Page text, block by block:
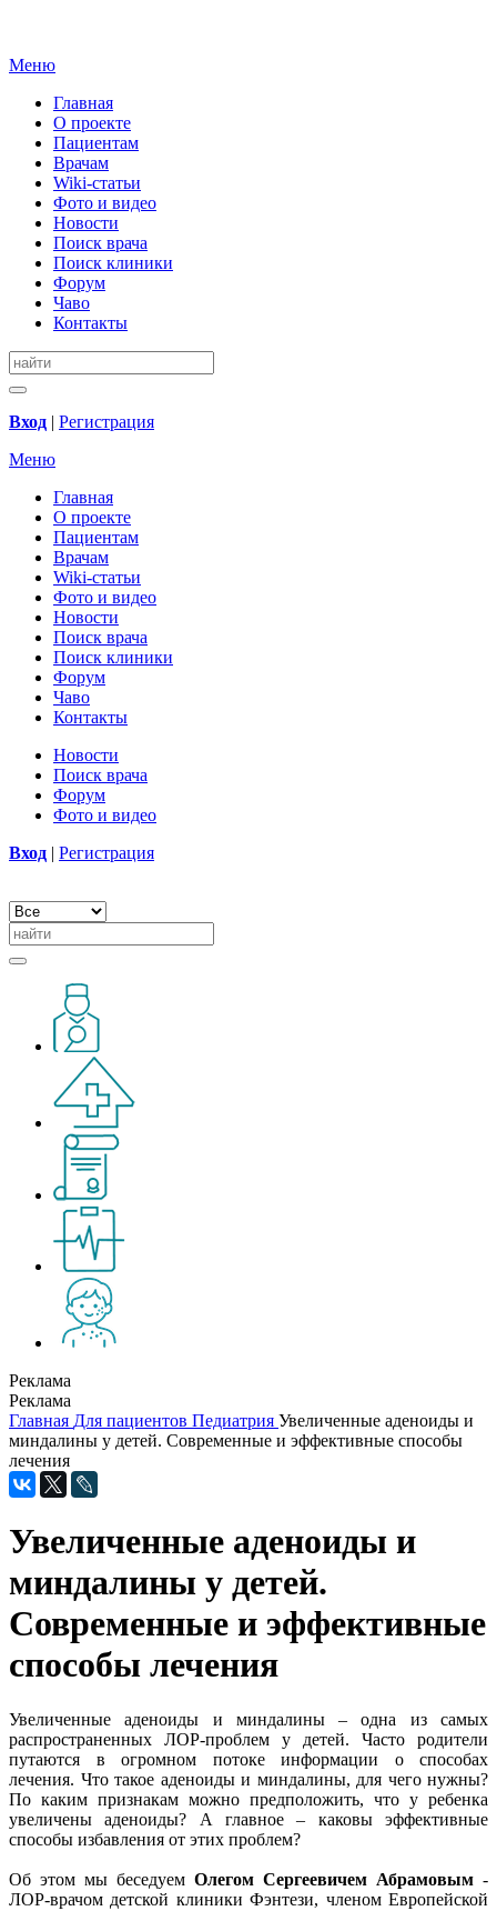
Меню
Главная
О проекте
Пациентам
Врачам
Wiki-статьи
Фото и видео
Новости
Поиск врача
Поиск клиники
Форум
Чаво
Контакты
Вход | Регистрация
Меню
Главная
О проекте
Пациентам
Врачам
Wiki-статьи
Фото и видео
Новости
Поиск врача
Поиск клиники
Форум
Чаво
Контакты
Новости
Поиск врача
Форум
Фото и видео
Вход | Регистрация
Реклама
Реклама
Главная Для пациентов Педиатрия Увеличенные аденоиды и
миндалины у детей. Современные и эффективные способы
лечения
Увеличенные аденоиды и
миндалины у детей.
Современные и эффективные
способы лечения
Увеличенные аденоиды и миндалины – одна из самых
распространенных ЛОР-проблем у детей. Часто родители
путаются в огромном потоке информации о способах
лечения. Что такое аденоиды и миндалины, для чего нужны?
По каким признакам можно предположить, что у ребенка
увеличены аденоиды? А главное – каковы эффективные
способы избавления от этих проблем?
Об этом мы беседуем Олегом Сергеевичем Абрамовым -
ЛОР-врачом детской клиники Фэнтези, членом Европейской